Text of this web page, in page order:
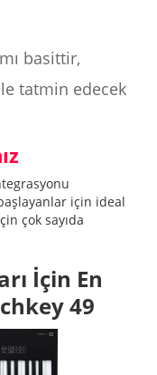
basittir,
tatmin edecek
için ideal
çok sayıda
İçin En
49